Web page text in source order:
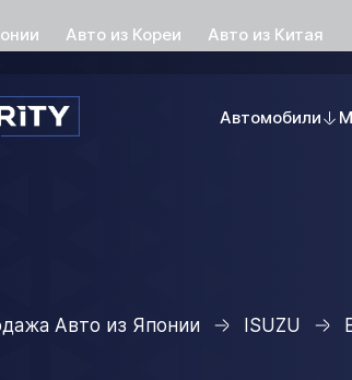
Авто из Кореи Авто из Китая
Автомобили
Авто из Японии ISUZU